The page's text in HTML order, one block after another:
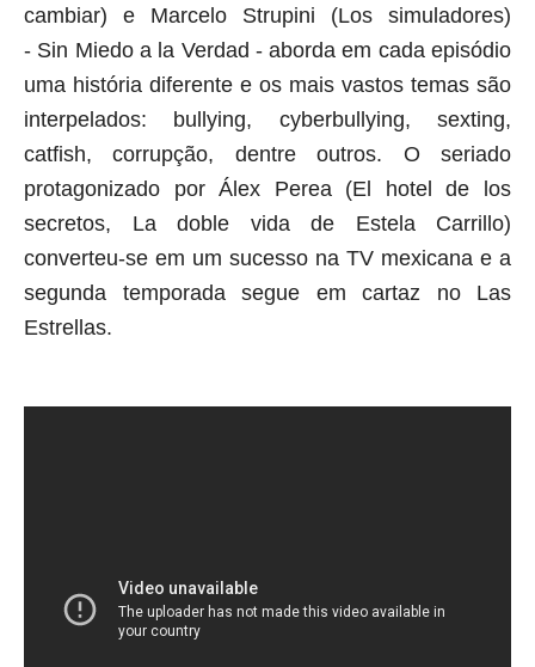
cambiar) e Marcelo Strupini (Los simuladores)
- Sin Miedo a la Verdad - aborda em cada episódio
uma história diferente e os mais vastos temas são
interpelados: bullying, cyberbullying, sexting,
catfish, corrupção, dentre outros. O seriado
protagonizado por Álex Perea (El hotel de los
secretos, La doble vida de Estela Carrillo)
converteu-se em um sucesso na TV mexicana e a
segunda temporada segue em cartaz no Las
Estrellas.